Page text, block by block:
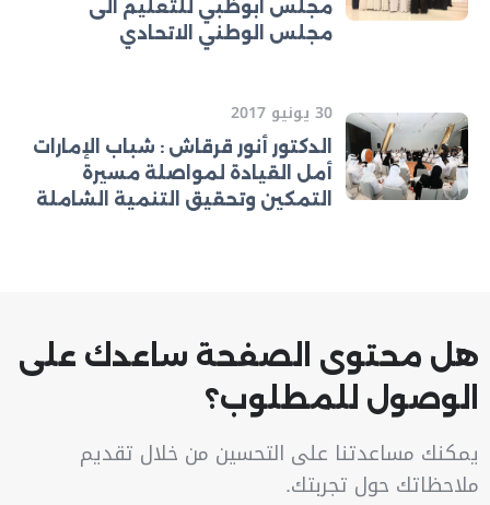
مجلس ابوظبي للتعليم الى
مجلس الوطني الاتحادي
30 يونيو 2017
الدكتور أنور قرقاش : شباب الإمارات
أمل القيادة لمواصلة مسيرة
التمكين وتحقيق التنمية الشاملة
هل محتوى الصفحة ساعدك على
الوصول للمطلوب؟
يمكنك مساعدتنا على التحسين من خلال تقديم
ملاحظاتك حول تجربتك.